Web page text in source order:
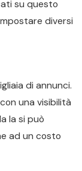
su questo
diversi
di annunci.
una visibilità
la si può
ad un costo